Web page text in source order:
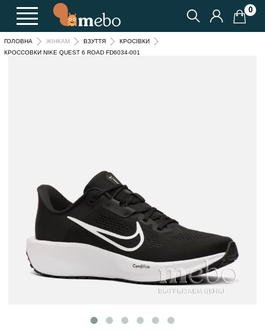
0
ГОЛОВНА ЖІНКАМ ВЗУТТЯ
КРОСІВКИ
КРОССОВКИ NIKE QUEST 6 ROAD FD6034-001